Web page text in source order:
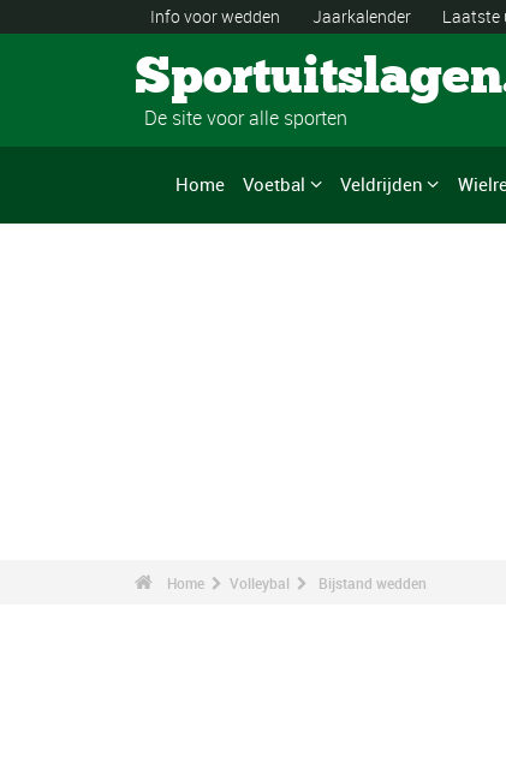
Info voor wedden Jaarkalender Laatste
De site voor alle sporten
Home Voetbal Veldrijden
Home Volleybal Bijstand wedden